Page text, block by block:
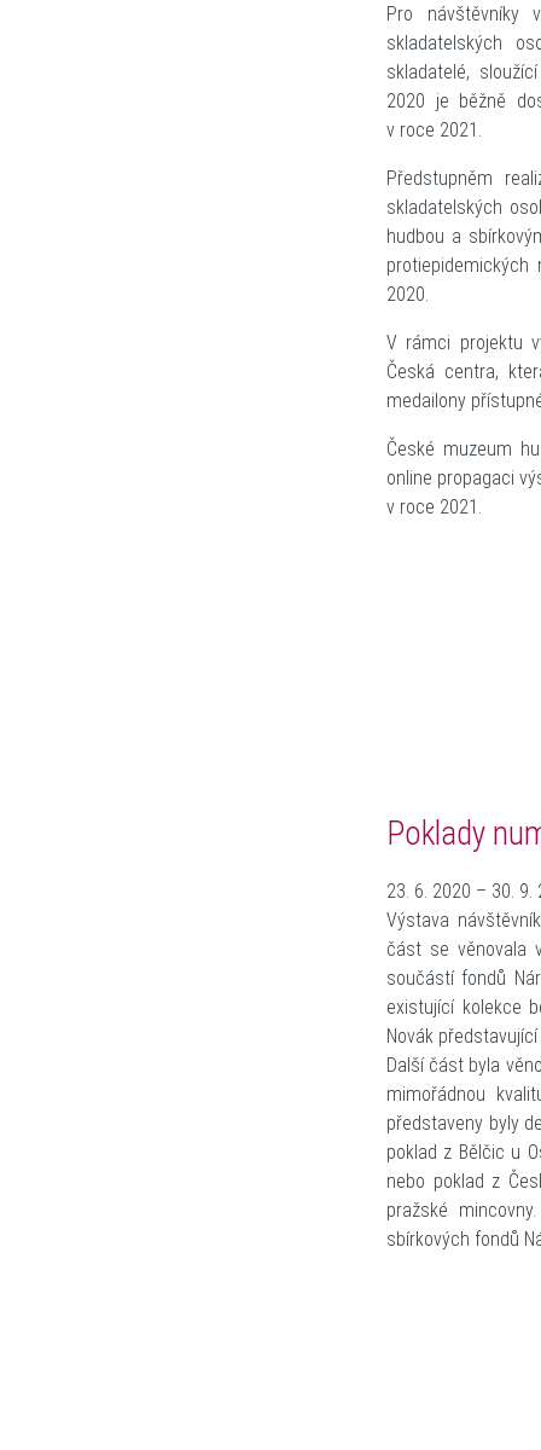
Pro návštěvníky
skladatelských
skladatelé,
2020 je běžně
v roce 2021.
Předstupněm
skladatelských
hudbou a
2020.
V rámci projektu
Česká centra,
medailony
České muzeum
online propagaci
v roce 2021.
Poklady
23. 6. 2020 – 30. 9.
Výstava
část se věnovala
součástí fondů
existující kolekce
Novák
Další část byla
mimořádnou
představeny byly
poklad z Bělčic u
nebo poklad z
pražské
sbírkových fondů